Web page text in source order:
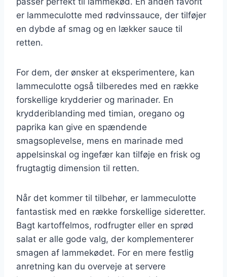
er lammeculotte med rødvinssauce, der tilføjer
en dybde af smag og en lækker sauce til
retten.
For dem, der ønsker at eksperimentere, kan
lammeculotte også tilberedes med en række
forskellige krydderier og marinader. En
krydderiblanding med timian, oregano og
paprika kan give en spændende
smagsoplevelse, mens en marinade med
appelsinskal og ingefær kan tilføje en frisk og
frugtagtig dimension til retten.
Når det kommer til tilbehør, er lammeculotte
fantastisk med en række forskellige sideretter.
Bagt kartoffelmos, rodfrugter eller en sprød
salat er alle gode valg, der komplementerer
smagen af lammekødet. For en mere festlig
anretning kan du overveje at servere